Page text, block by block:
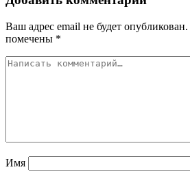
Ваш адрес email не будет опубликован.
помечены *
Имя